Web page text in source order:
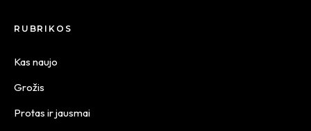
RUBRIKOS
Kas naujo
Grožis
Protas ir jausmai